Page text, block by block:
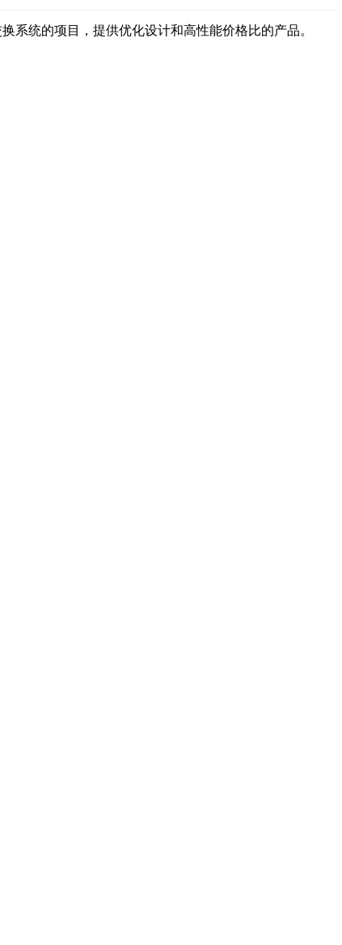
系统的项目，提供优化设计和高性能价格比的产品。